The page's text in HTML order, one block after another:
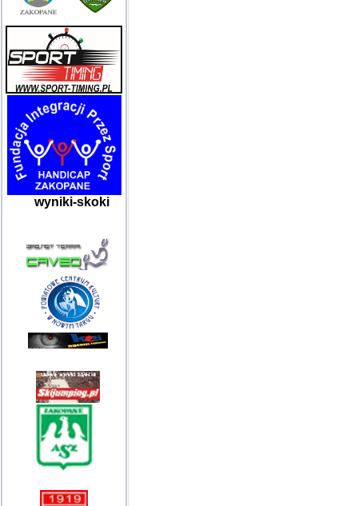
wyniki-skoki